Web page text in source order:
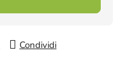
Condividi